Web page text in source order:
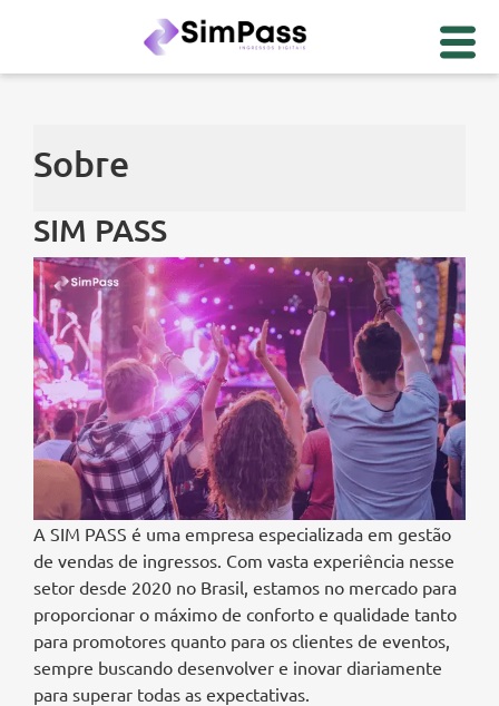
Sobre
SIM PASS
A SIM PASS é uma empresa especializada em gestão
de vendas de ingressos. Com vasta experiência nesse
setor desde 2020 no Brasil, estamos no mercado para
proporcionar o máximo de conforto e qualidade tanto
para promotores quanto para os clientes de eventos,
sempre buscando desenvolver e inovar diariamente
para superar todas as expectativas.